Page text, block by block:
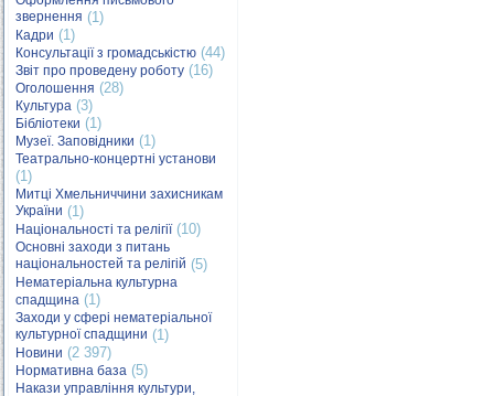
звернення (1)
Кадри (1)
Консультації з громадськістю (44)
Звіт про проведену роботу (16)
Оголошення (28)
Культура (3)
Бібліотеки (1)
Музеї. Заповідники (1)
Театрально-концертні установи
(1)
Митці Хмельниччини захисникам
України (1)
Національності та релігії(10)
Основні заходи з питань
національностей та релігій (5)
Нематеріальна культурна
спадщина (1)
Заходи у сфері нематеріальної
культурної спадщини (1)
Новини (2 397)
Нормативна база (5)
Накази управління культури,